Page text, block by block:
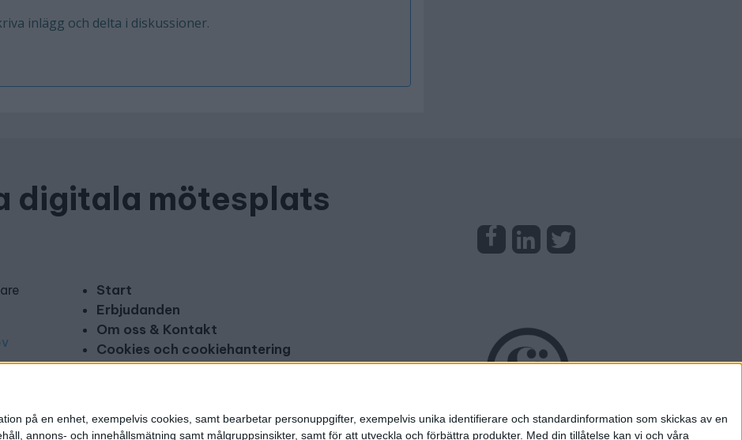
på en enhet, exempelvis cookies, samt bearbetar personuppgifter, exempelvis unika identifierare och standardinformation som skickas av en
annons- och innehållsmätning samt målgruppsinsikter, samt för att utveckla och förbättra produkter. Med din tillåtelse kan vi och våra
inlägg och delta i diskussioner.
digitala mötesplats
Start
Erbjudanden
Om oss & Kontakt
Cookies och cookiehantering
Copyright och disclaimer